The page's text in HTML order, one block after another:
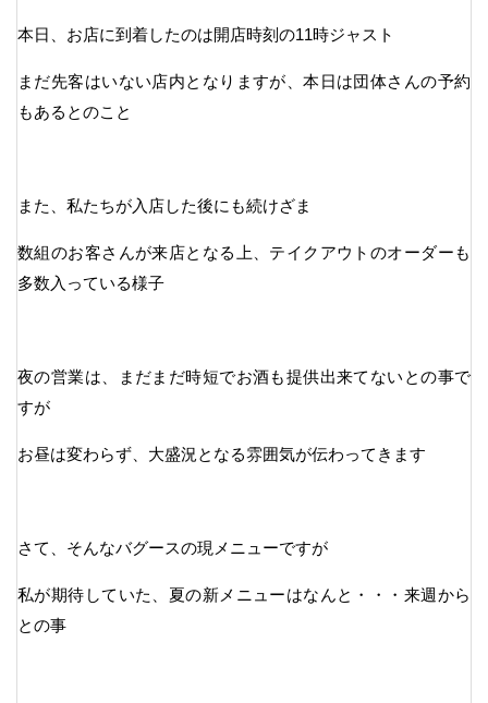
本日、お店に到着したのは開店時刻の11時ジャスト
まだ先客はいない店内となりますが、本日は団体さんの予約
もあるとのこと
また、私たちが入店した後にも続けざま
数組のお客さんが来店となる上、テイクアウトのオーダーも
多数入っている様子
夜の営業は、まだまだ時短でお酒も提供出来てないとの事で
すが
お昼は変わらず、大盛況となる雰囲気が伝わってきます
さて、そんなバグースの現メニューですが
私が期待していた、夏の新メニューはなんと・・・来週から
との事